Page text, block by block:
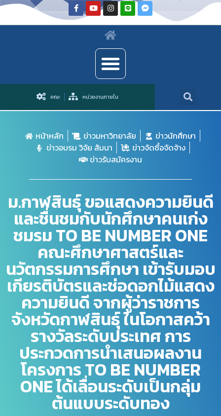
คณะ หน่วยงานภายใน
หน้าหลัก ข่าวมหาวิทยาลัย
ข่าวนักศึกษา
ข่าวอบรม วิจัย สัมนา
ข่าวจัดซื้อจัดจ้าง
ข่าวรับสมัครงาน
ม.กาฬสินธุ์ ขอแสดงความยินดี
และชื่นชมกับนักศึกษาคนเก่ง
ชมรม TO BE NUMBER ONE
คณะศึกษาศาสตร์และ
นวัตกรรมการศึกษา เข้ารับมอบ
เกียรติบัตรและช่อดอกไม้แสดง
ความยินดี จากผู้ว่าราชการ
จังหวัดกาฬสินธุ์ ในโอกาสคว้า
รางวัลระดับประเทศ การ
ประกวดการนำเสนอผลงาน
โครงการ TO BE NUMBER
ONE ได้เลื่อนระดับเป็นกลุ่ม
ต้นแบบระดับทอง